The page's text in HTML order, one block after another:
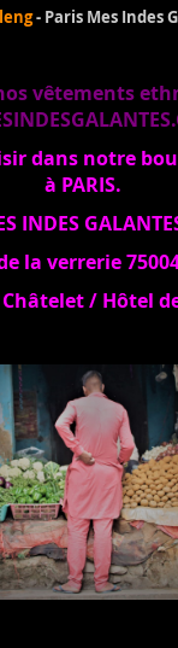
- Paris Mes Indes
vêtements
dans notre
à PARIS.
INDES
la verrerie
/ Hôtel